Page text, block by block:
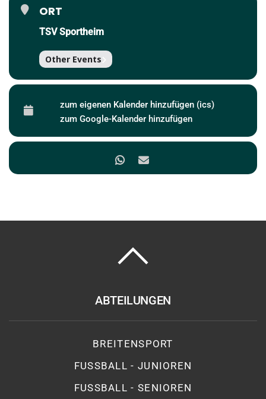
ORT
TSV Sportheim
Other Events
zum eigenen Kalender hinzufügen (ics)
zum Google-Kalender hinzufügen
ABTEILUNGEN
BREITENSPORT
FUSSBALL - JUNIOREN
FUSSBALL - SENIOREN